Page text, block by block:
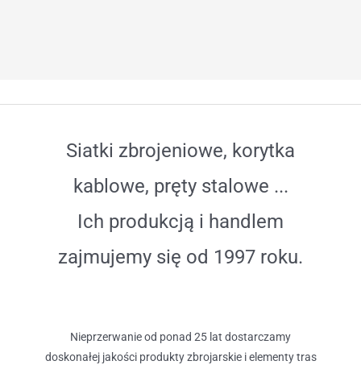
Siatki zbrojeniowe, korytka
kablowe, pręty stalowe ...
Ich produkcją i handlem
zajmujemy się od 1997 roku.
Nieprzerwanie od ponad 25 lat dostarczamy
doskonałej jakości produkty zbrojarskie i elementy tras